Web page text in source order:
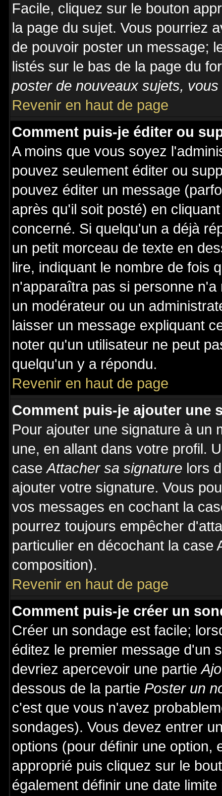
Facile, cliquez sur le bouton
la page du sujet. Vous pourriez
de pouvoir poster un message;
listés sur le bas de la page du
poster de nouveaux sujets,
Revenir en haut de page
Comment puis-je éditer ou
A moins que vous soyez
pouvez seulement éditer ou
pouvez éditer un message
après qu'il soit posté) en
concerné. Si quelqu'un a déjà
un petit morceau de texte en
lire, indiquant le nombre de fois
n'apparaîtra pas si personne
un modérateur ou un
laisser un message expliquant
noter qu'un utilisateur ne peut
quelqu'un y a répondu.
Revenir en haut de page
Comment puis-je ajouter une
Pour ajouter une signature à un
une, en allant dans votre profil.
caseAttacher sa signature lors
ajouter votre signature. Vous
vos messages en cochant la
pourrez toujours empêcher
particulier en décochant la case
composition).
Revenir en haut de page
Comment puis-je créer un
Créer un sondage est facile;
éditez le premier message d'un
devriez apercevoir une partie
dessous de la partie Poster un
c'est que vous n'avez
sondages). Vous devez entrer
options (pour définir une option,
approprié puis cliquez sur le
également définir une date